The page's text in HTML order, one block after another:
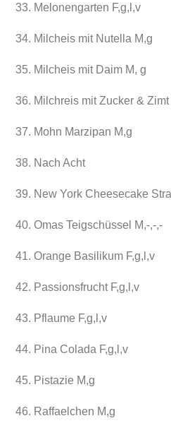
33. Melonengarten F,g,l,v
34. Milcheis mit Nutella M,g
35. Milcheis mit Daim M, g
36. Milchreis mit Zucker & Zimt
37. Mohn Marzipan M,g
38. Nach Acht
39. New York Cheesecake
40. Omas Teigschüssel M,-,-,-
41. Orange Basilikum F,g,l,v
42. Passionsfrucht F,g,l,v
43. Pflaume F,g,l,v
44. Pina Colada F,g,l,v
45. Pistazie M,g
46. Raffaelchen M,g